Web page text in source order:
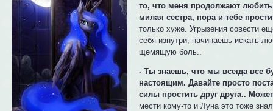
то, что меня продолжают
милая сестра, пора и тебе
только хуже. Угрызения совести
себя изнутри, начинаешь искать
щемящую боль..
- Ты знаешь, что мы всегда все
настоящим. Давайте просто
силы простить друг друга..
мести кому-то и Луна это тоже